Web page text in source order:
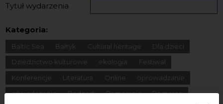
Tytuł wydarzenia
Kategoria:
Baltic Sea Bałtyk Cultural heritage
Dla dzieci
Dziedzictwo kulturowe
ekologia
Festiwal
Konferencje
Literatura Online
oprowadzanie
oświadczenie
Podcast Pomerania
Pomorze